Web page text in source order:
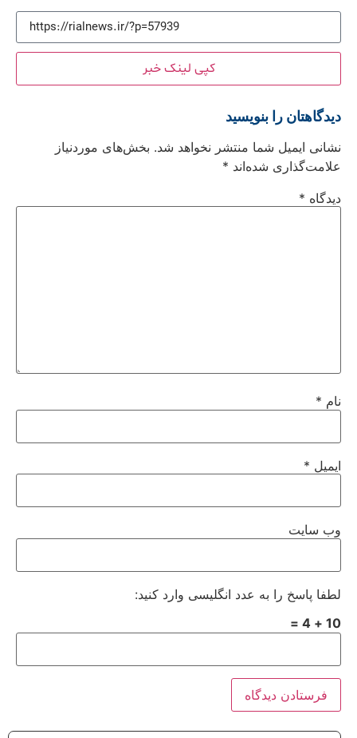
کپی لینک خبر
دیدگاهتان را بنویسید
نشانی ایمیل شما منتشر نخواهد شد. بخش‌های موردنیاز
علامت‌گذاری شده‌اند *
دیدگاه *
نام *
ایمیل *
وب‌ سایت
لطفا پاسخ را به عدد انگلیسی وارد کنید:
10 + 4 =